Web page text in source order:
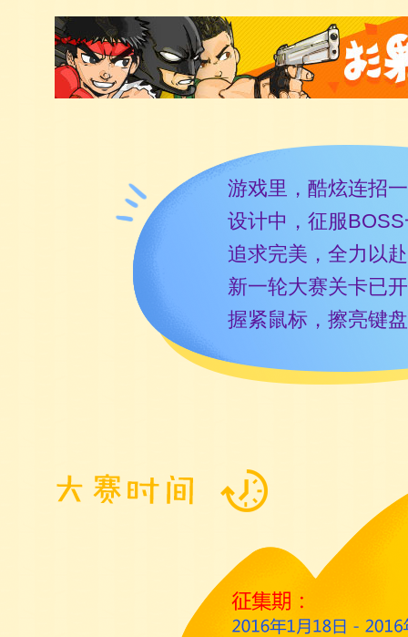
游戏里，酷炫连招
设计中，征服
追求完美，全力以
新一轮大赛关卡已
握紧鼠标，擦亮键